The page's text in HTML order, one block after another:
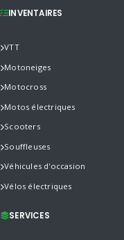
INVENTAIRES
VTT
Motoneiges
Motocross
Motos électriques
Scooters
Souffleuses
Véhicules d'occasion
Vélos électriques
SERVICES